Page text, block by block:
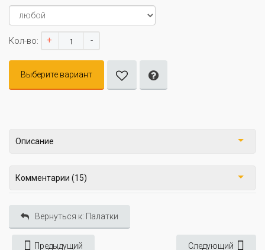
Кол-во: + -
Выберите вариант
Описание
Комментарии (15)
Вернуться к: Палатки
Предыдущий Следующий